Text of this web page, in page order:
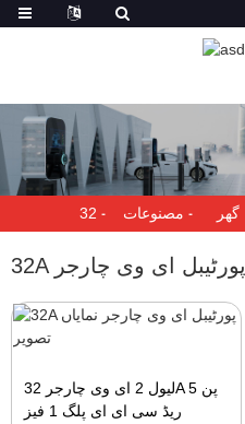
گھر مصنوعات
32A پورٹیبل ای وی چارجر
لیول 2 ای وی چارجر 32A 5 پن
ریڈ سی ای ای پلگ 1 فیز